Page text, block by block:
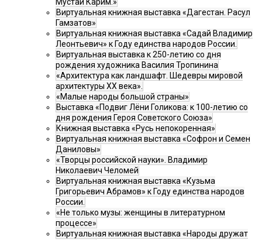
Мустай Карим.»
Виртуальная книжная выставка «Дагестан. Расул
Гамзатов»
Виртуальная книжная выставка «Садай Владимир
Леонтьевич» к Году единства народов России.
Виртуальная выставка к 250-летию со дня
рождения художника Василия Тропинина
«Архитектура как ландшафт. Шедевры мировой
архитектуры XX века».
«Малые народы большой страны»
Выставка «Подвиг Лёни Голикова: к 100-летию со
дня рождения Героя Советского Союза»
Книжная выставка «Русь непокоренная»
Виртуальная книжная выставка «Софрон и Семен
Даниловы»
«Творцы российской науки». Владимир
Николаевич Челомей
Виртуальная книжная выставка «Кузьма
Григорьевич Абрамов» к Году единства народов
России.
«Не только музы: женщины в литературном
процессе»
Виртуальная книжная выставка «Народы дружат